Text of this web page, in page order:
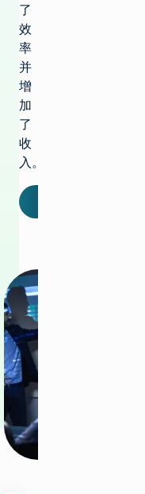
了
效
率
并
增
加
了
收
入。